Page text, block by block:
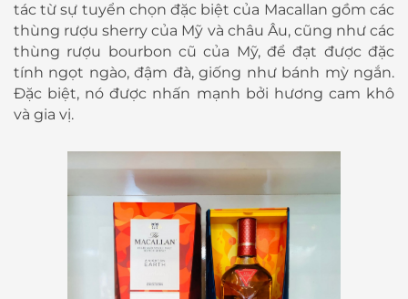
tác từ sự tuyển chọn đặc biệt của Macallan gồm các
thùng rượu sherry của Mỹ và châu Âu, cũng như các
thùng rượu bourbon cũ của Mỹ, để đạt được đặc
tính ngọt ngào, đậm đà, giống như bánh mỳ ngắn.
Đặc biệt, nó được nhấn mạnh bởi hương cam khô
và gia vị.